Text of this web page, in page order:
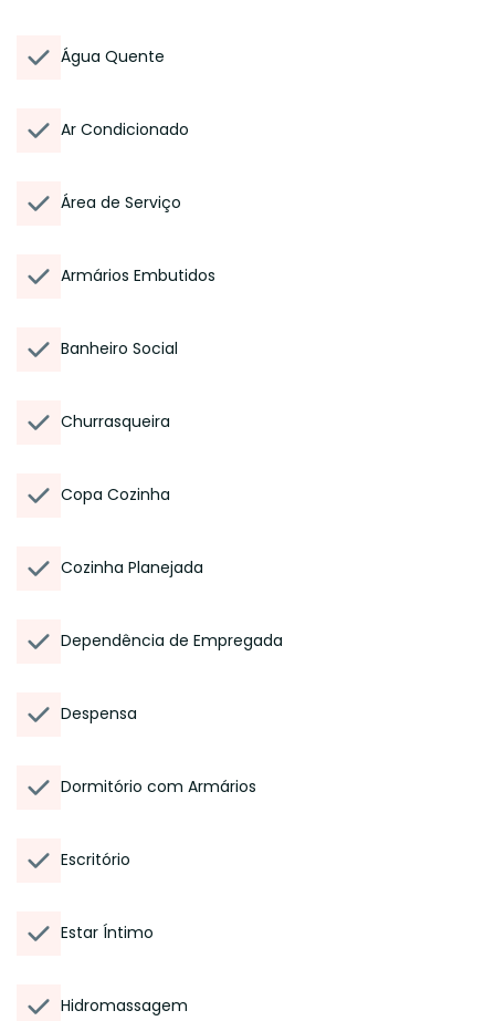
Água Quente
Ar Condicionado
Área de Serviço
Armários Embutidos
Banheiro Social
Churrasqueira
Copa Cozinha
Cozinha Planejada
Dependência de Empregada
Despensa
Dormitório com Armários
Escritório
Estar Íntimo
Hidromassagem